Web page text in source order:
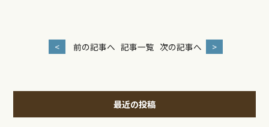
< 前の記事へ 記事一覧 次の記事へ >
最近の投稿